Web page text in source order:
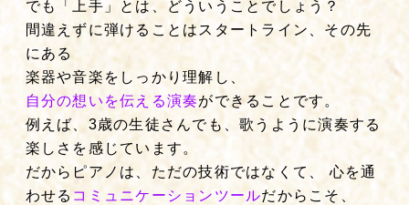
でも「上手」とは、どういうことでしょう？
間違えずに弾けることはスタートライン、その先
にある
楽器や音楽をしっかり理解し、
自分の想いを伝える演奏ができることです。
例えば、3歳の生徒さんでも、歌うように演奏する
楽しさを感じています。
だからピアノは、ただの技術ではなくて、 心を通
わせるコミュニケーションツールだからこそ、